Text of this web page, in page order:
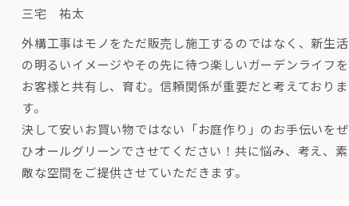
三宅 祐太
外構工事はモノをただ販売し施工するのではなく、新生活
の明るいイメージやその先に待つ楽しいガーデンライフを
お客様と共有し、育む。信頼関係が重要だと考えておりま
す。
決して安いお買い物ではない「お庭作り」のお手伝いをぜ
ひオールグリーンでさせてください！共に悩み、考え、素
敵な空間をご提供させていただきます。